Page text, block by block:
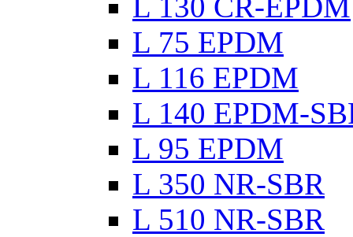
L 75 EPDM
L 116 EPDM
L 140 EPDM-
L 95 EPDM
L 350 NR-SBR
L 510 NR-SBR